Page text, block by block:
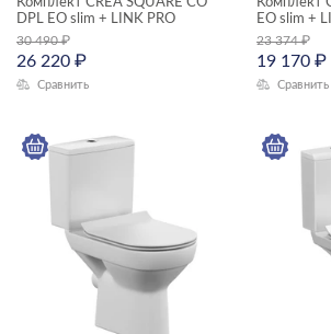
CALLA
CARI
COMO
CORNER
ECLIPSE
DPL EO slim + LINK PRO
30 490₽
26 220 ₽
Сравнить
EO slim +
23 374₽
19 170 ₽
Сравнить